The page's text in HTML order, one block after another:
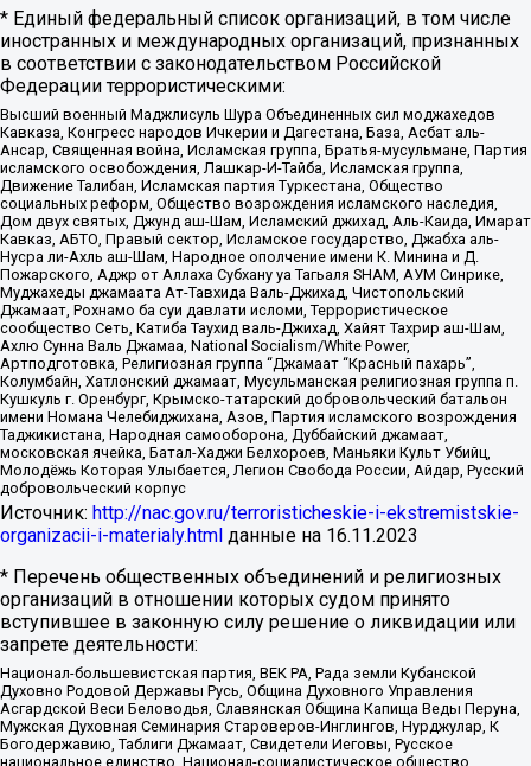
* Единый федеральный список организаций, в том числе
иностранных и международных организаций, признанных
в соответствии с законодательством Российской
Федерации террористическими:
Высший военный Маджлисуль Шура Объединенных сил моджахедов
Кавказа, Конгресс народов Ичкерии и Дагестана, База, Асбат аль-
Ансар, Священная война, Исламская группа, Братья-мусульмане, Партия
исламского освобождения, Лашкар-И-Тайба, Исламская группа,
Движение Талибан, Исламская партия Туркестана, Общество
социальных реформ, Общество возрождения исламского наследия,
Дом двух святых, Джунд аш-Шам, Исламский джихад, Аль-Каида, Имарат
Кавказ, АБТО, Правый сектор, Исламское государство, Джабха аль-
Нусра ли-Ахль аш-Шам, Народное ополчение имени К. Минина и Д.
Пожарского, Аджр от Аллаха Субхану уа Тагьаля SHAM, АУМ Синрике,
Муджахеды джамаата Ат-Тавхида Валь-Джихад, Чистопольский
Джамаат, Рохнамо ба суи давлати исломи, Террористическое
сообщество Сеть, Катиба Таухид валь-Джихад, Хайят Тахрир аш-Шам,
Ахлю Сунна Валь Джамаа, National Socialism/White Power,
Артподготовка, Религиозная группа “Джамаат “Красный пахарь”,
Колумбайн, Хатлонский джамаат, Мусульманская религиозная группа п.
Кушкуль г. Оренбург, Крымско-татарский добровольческий батальон
имени Номана Челебиджихана, Азов, Партия исламского возрождения
Таджикистана, Народная самооборона, Дуббайский джамаат,
московская ячейка, Батал-Хаджи Белхороев, Маньяки Культ Убийц,
Молодёжь Которая Улыбается, Легион Свобода России, Айдар, Русский
добровольческий корпус
Источник: http://nac.gov.ru/terroristicheskie-i-ekstremistskie-
organizacii-i-materialy.html данные на 16.11.2023
* Перечень общественных объединений и религиозных
организаций в отношении которых судом принято
вступившее в законную силу решение о ликвидации или
запрете деятельности:
Национал-большевистская партия, ВЕК РА, Рада земли Кубанской
Духовно Родовой Державы Русь, Община Духовного Управления
Асгардской Веси Беловодья, Славянская Община Капища Веды Перуна,
Мужская Духовная Семинария Староверов-Инглингов, Нурджулар, К
Богодержавию, Таблиги Джамаат, Свидетели Иеговы, Русское
национальное единство, Национал-социалистическое общество,